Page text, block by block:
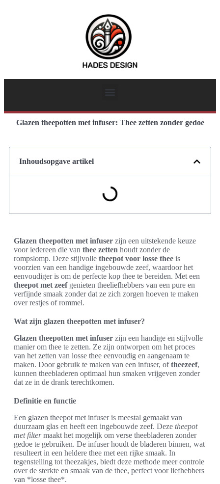
Glazen theepotten met infuser: Thee zetten zonder gedoe
Inhoudsopgave artikel
Glazen theepotten met infuser zijn een uitstekende keuze
voor iedereen die van thee zetten houdt zonder de
rompslomp. Deze stijlvolle theepot voor losse thee is
voorzien van een handige ingebouwde zeef, waardoor het
eenvoudiger is om de perfecte kop thee te bereiden. Met een
theepot met zeefgenieten theeliefhebbers van een pure en
verfijnde smaak zonder dat ze zich zorgen hoeven te maken
over restjes of rommel.
Wat zijn glazen theepotten met infuser?
Glazen theepotten met infuser zijn een handige en stijlvolle
manier om thee te zetten. Ze zijn ontworpen om het proces
van het zetten van losse thee eenvoudig en aangenaam te
maken. Door gebruik te maken van een infuser, oftheezeef,
kunnen theebladeren optimaal hun smaken vrijgeven zonder
dat ze in de drank terechtkomen.
Definitie en functie
Een glazen theepot met infuser is meestal gemaakt van
duurzaam glas en heeft een ingebouwde zeef. Deze theepot
met filtermaakt het mogelijk om verse theebladeren zonder
gedoe te gebruiken. De infuser houdt de bladeren binnen, wat
resulteert in een heldere thee met een rijke smaak. In
tegenstelling tot theezakjes, biedt deze methode meer controle
over de sterkte en smaak van de thee, perfect voor liefhebbers
van *losse thee*.